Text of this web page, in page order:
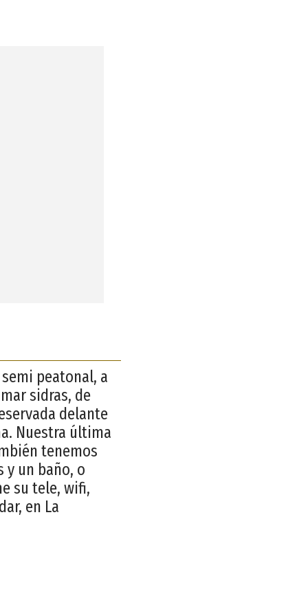
peatonal, a
sidras, de
delante
Nuestra última
tenemos
un baño, o
su tele, wifi,
en La